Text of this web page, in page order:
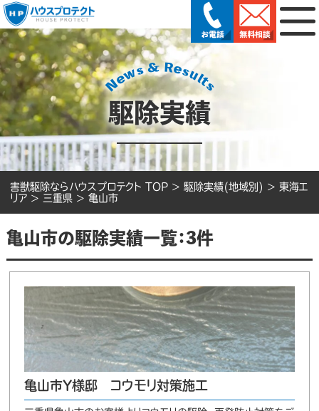
駆除実績
害獣駆除ならハウスプロテクト TOP > 駆除実績(地域別) > 東海エ
リア > 三重県 > 亀山市
亀山市の駆除実績一覧：3件
亀山市Y様邸 コウモリ対策施工